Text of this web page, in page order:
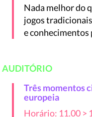
Nada melhor do
jogos
e conhecimentos
AUDITÓRIO
Três momentos
europeia
Horário: 11.00 >